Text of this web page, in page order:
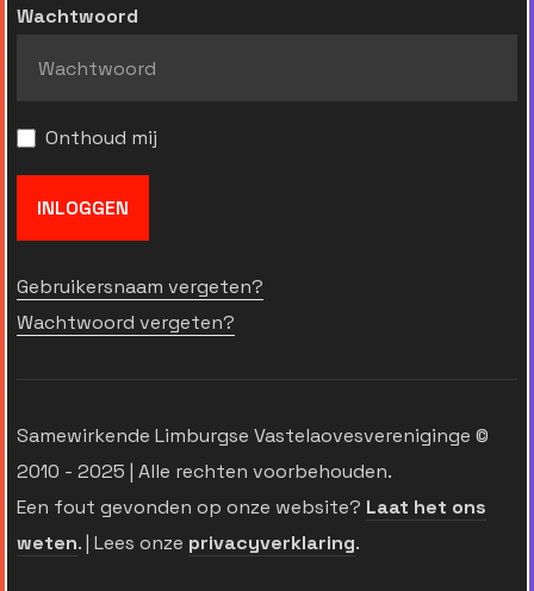
Wachtwoord
Onthoud mij
INLOGGEN
Gebruikersnaam vergeten?
Wachtwoord vergeten?
Samewirkende Limburgse Vastelaovesvereniginge ©
2010 - 2025 | Alle rechten voorbehouden.
Een fout gevonden op onze website? Laat het ons
weten. | Lees onze privacyverklaring.